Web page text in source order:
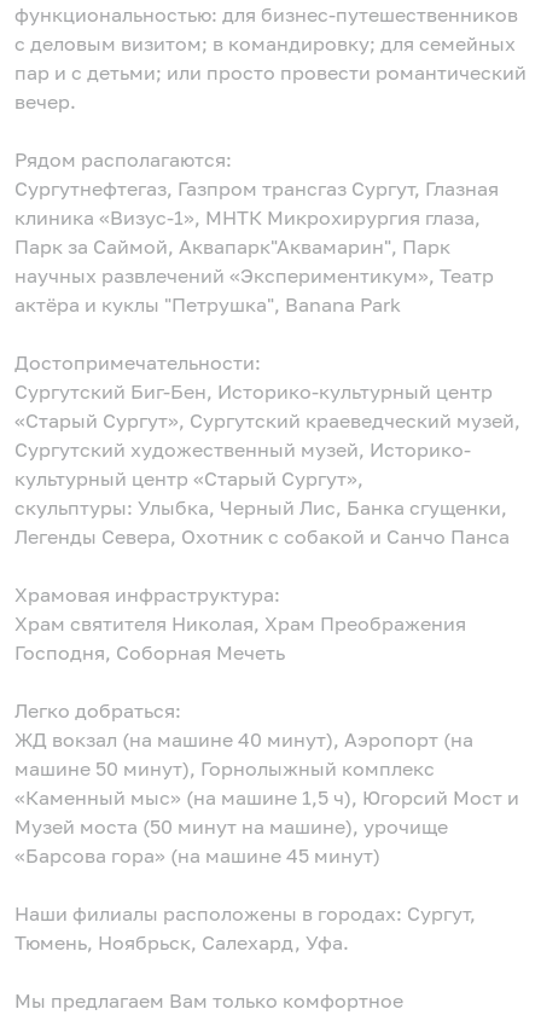
функциональностью: для бизнес-путешественников
с деловым визитом; в командировку; для семейных
пар и с детьми; или просто провести романтический
вечер.
Рядом располагаются:
Сургутнефтегаз, Газпром трансгаз Сургут, Глазная
клиника «Визус-1», МНТК Микрохирургия глаза,
Парк за Саймой, Аквапарк"Аквамарин", Парк
научных развлечений «Экспериментикум», Театр
актёра и куклы "Петрушка", Banana Park
Достопримечательности:
Сургутский Биг-Бен, Историко-культурный центр
«Старый Сургут», Сургутский краеведческий музей,
Сургутский художественный музей, Историко-
культурный центр «Старый Сургут»,
скульптуры: Улыбка, Черный Лис, Банка сгущенки,
Легенды Севера, Охотник с собакой и Санчо Панса
Храмовая инфраструктура:
Храм святителя Николая, Храм Преображения
Господня, Соборная Мечеть
Легко добраться:
ЖД вокзал (на машине 40 минут), Аэропорт (на
машине 50 минут), Горнолыжный комплекс
«Каменный мыс» (на машине 1,5 ч), Югорсий Мост и
Музей моста (50 минут на машине), урочище
«Барсова гора» (на машине 45 минут)
Наши филиалы расположены в городах: Сургут,
Тюмень, Ноябрьск, Салехард, Уфа.
Мы предлагаем Вам только комфортное